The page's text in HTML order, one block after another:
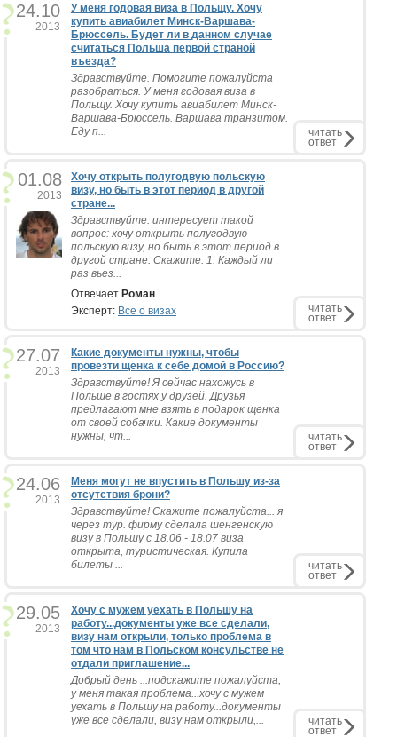
24.10
2013
У меня годовая виза в Польщу. Хочу
купить авиабилет Минск-Варшава-
Брюссель. Будет ли в данном случае
считаться Польша первой страной
въезда?
Здравствуйте. Помогите пожалуйста
разобраться. У меня годовая виза в
Польщу. Хочу купить авиабилет Минск-
Варшава-Брюссель. Варшава транзитом.
Еду п...
читать
ответ
01.08
2013
Хочу открыть полугодвую польскую
визу, но быть в этот период в другой
стране...
Здравствуйте. интересует такой
вопрос: хочу открыть полугодвую
польскую визу, но быть в этот период в
другой стране. Скажите: 1. Каждый ли
раз вьез...
Отвечает Роман
Эксперт: Все о визах читать
ответ
27.07
2013
Какие документы нужны, чтобы
провезти щенка к себе домой в Россию?
Здравствуйте! Я сейчас нахожусь в
Польше в гостях у друзей. Друзья
предлагают мне взять в подарок щенка
от своей собачки. Какие документы
нужны, чт...
читать
ответ
24.06
2013
Меня могут не впустить в Польшу из-за
отсутствия брони?
Здравствуйте! Скажите пожалуйста... я
через тур. фирму сделала шенгенскую
визу в Польшу с 18.06 - 18.07 виза
открыта, туристическая. Купила
билеты ...
читать
ответ
29.05
2013
Хочу с мужем уехать в Польшу на
работу...документы уже все сделали,
визу нам открыли, только проблема в
том что нам в Польском консульстве не
отдали приглашение...
Добрый день ...подскажите пожалуйста,
у меня такая проблема...хочу с мужем
уехать в Польшу на работу...документы
уже все сделали, визу нам открыли,...
читать
ответ